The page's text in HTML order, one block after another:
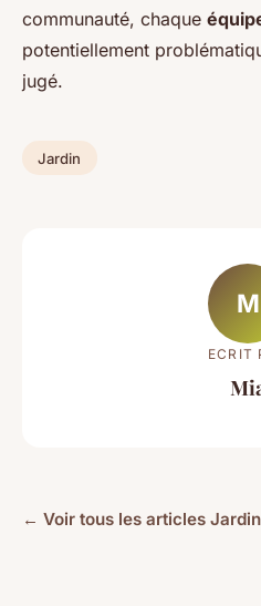
communauté, chaque
potentiellement
jugé.
Jardin
M
ECRIT
← Voir tous les articles Jardin